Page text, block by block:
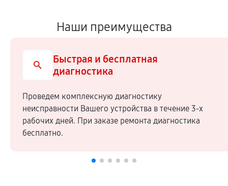
Наши преимущества
Быстрая и бесплатная
диагностика
Проведем комплексную диагностику
неисправности Вашего устройства в течение 3-х
рабочих дней. При заказе ремонта диагностика
бесплатно.